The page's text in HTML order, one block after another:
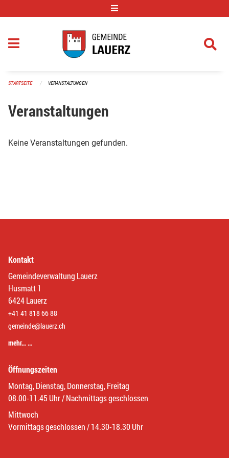
STARTSEITE VERANSTALTUNGEN
Veranstaltungen
Keine Veranstaltungen gefunden.
Kontakt
Gemeindeverwaltung Lauerz
Husmatt 1
6424 Lauerz
+41 41 818 66 88
gemeinde@lauerz.ch
mehr… …
Öffnungszeiten
Montag, Dienstag, Donnerstag, Freitag
08.00-11.45 Uhr / Nachmittags geschlossen
Mittwoch
Vormittags geschlossen / 14.30-18.30 Uhr